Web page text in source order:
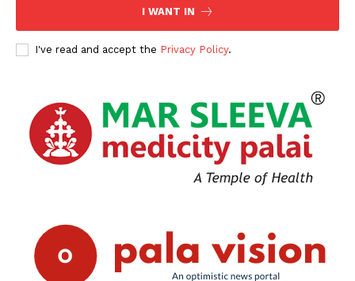
I WANT IN
I've read and accept the Privacy Policy.